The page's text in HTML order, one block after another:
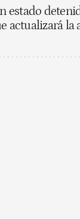
estado
actualizará la